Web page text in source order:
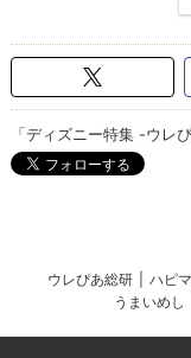
「ディズニー特集 -ウレ
ウレぴあ総研 ハピ
うまいめし